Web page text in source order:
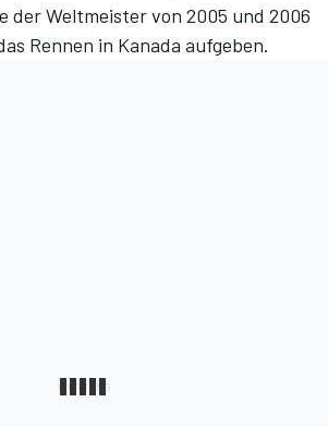
der Weltmeister von 2005 und 2006
Rennen in Kanada aufgeben.